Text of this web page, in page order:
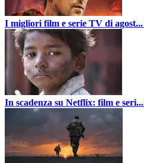
I migliori film e serie TV di agost...
In scadenza su Netflix: film e seri...